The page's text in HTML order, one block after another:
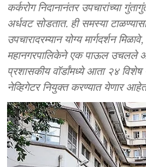
कर्करोग निदानानंतर उपचारांच्या
अर्धवट सोडतात. ही समस्या
उपचारादरम्यान योग्य मार्गदर्शन
महानगरपालिकेने एक पाऊल उचलले
प्रशासकीय वॉर्डांमध्ये आता २४
नेव्हिगेटर नियुक्त करण्यात येणार